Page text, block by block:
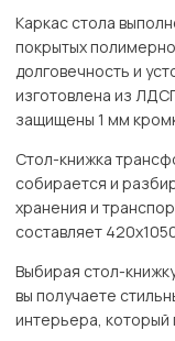
Каркас стола
покрытых
долговечность и
изготовлена из
защищены 1 мм
Стол-книжка
собирается и
хранения и
составляет
Выбирая стол-
вы получаете
интерьера, который